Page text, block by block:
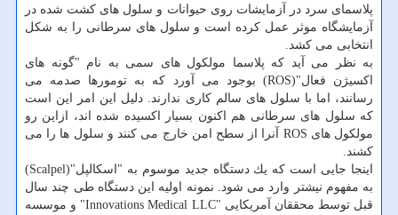
پلاسمای سرد در آزمایشات روی حیوانات و سلول های كشت شده در
آزمایشگاه موثر عمل كرده است و سلول های سرطانی را به شكل
انتخابی می كشد.
به نظر می آید كه پلاسما مولكول های سمی به نام "گونه های
اكسیژن فعال"(ROS) بوجود می آورد كه به تومورها صدمه می
رسانند، اما با سلول های سالم كاری ندارند. دلیل این امر این است
كه سلول های سرطانی هم اكنون بسیار اكسیده شده اند، ازاین رو
مولكول های ROS آنرا از سطح امن خارج می كنند و سلول ها را می
كشند.
اینجا جایی است كه یك دستگاه جدید موسوم به "اسكالپل"(Scalpel)
به مفهوم نیشتر وارد می شود. نمونه اولیه این دستگاه طی چند سال
قبل توسط محققان آمریكایی "Innovations Medical LLC" و موسسه